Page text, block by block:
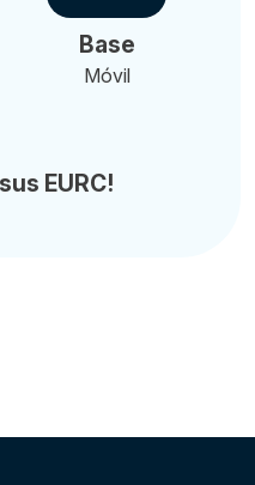
Base
Móvil
EURC!